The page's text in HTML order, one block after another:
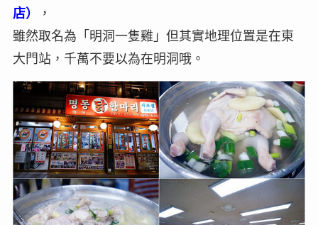
店）
，
雖然取名為「明洞一隻雞」但其實地理位置是在東
大門站，千萬不要以為在明洞哦。